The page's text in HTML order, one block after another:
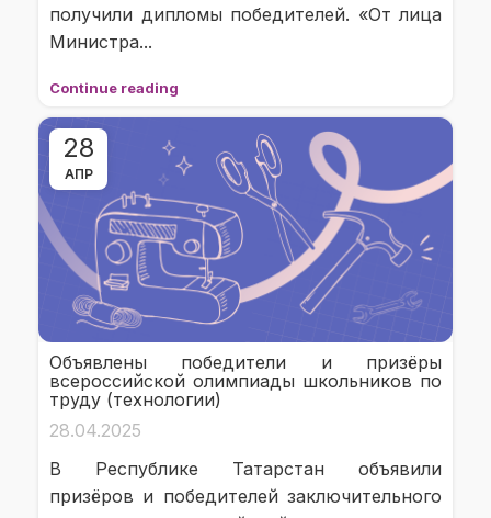
получили дипломы победителей. «От лица
Министра...
Continue reading
28
АПР
Объявлены победители и призёры
всероссийской олимпиады школьников по
труду (технологии)
28.04.2025
В Республике Татарстан объявили
призёров и победителей заключительного